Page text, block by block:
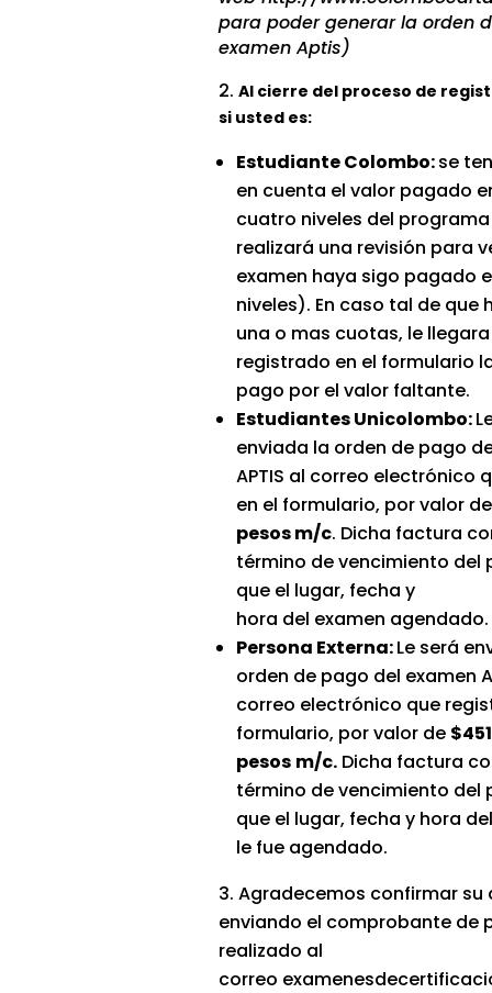
para poder generar la orden
examen Aptis)
2. Al cierre del proceso de
si usted es:
Estudiante Colombo:se
en cuenta el valor pagado
cuatro niveles del
realizará una revisión para
examen haya sigo pagado
niveles). En caso tal de que
una o mas cuotas, le
registrado en el formulario
pago por el valor faltante.
Estudiantes Unicolombo:
enviada la orden de pago
APTIS al correo electrónico
en el formulario, por valor
pesos m/c. Dicha factura
término de vencimiento del
que el lugar, fecha y
hora del examen agendado.
Persona Externa:Le será
orden de pago del examen
correo electrónico que
formulario, por valor de
pesos m/c. Dicha factura
término de vencimiento del
que el lugar, fecha y hora
le fue agendado.
Agradecemos confirmar su
enviando el comprobante de
realizado al
correo